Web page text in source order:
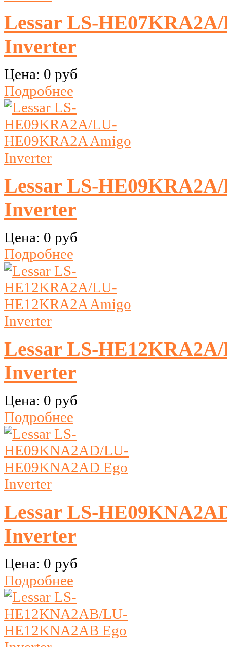
Lessar LS-
Inverter
Цена: 0 руб
Подробнее
Lessar LS-
Inverter
Цена: 0 руб
Подробнее
Lessar LS-
Inverter
Цена: 0 руб
Подробнее
Lessar LS-
Inverter
Цена: 0 руб
Подробнее